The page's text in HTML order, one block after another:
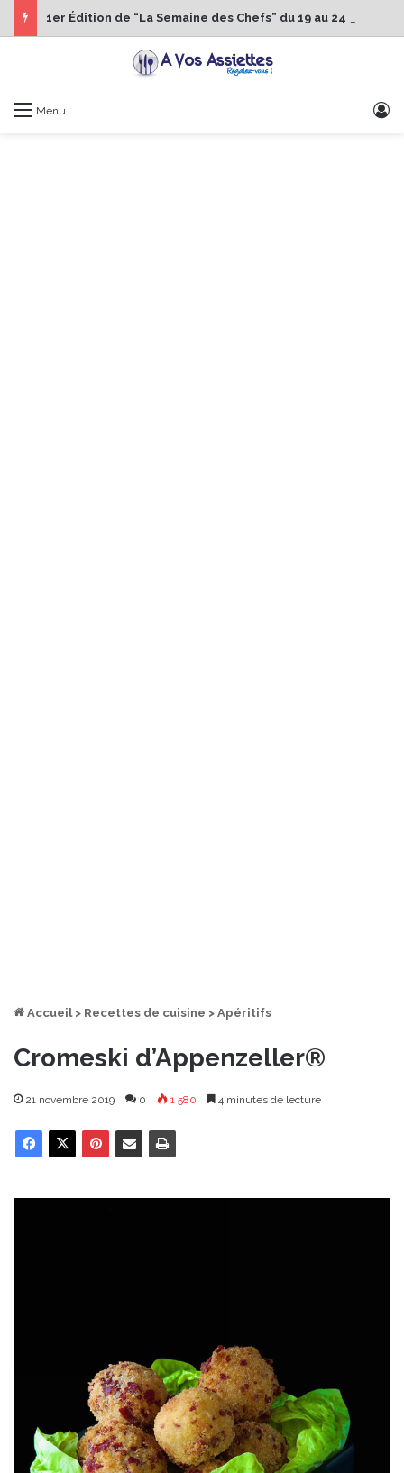
Menu
Accueil > Recettes de cuisine > Apéritifs
Cromeski d’Appenzeller®
21 novembre 2019 0 1 580 4 minutes de lecture